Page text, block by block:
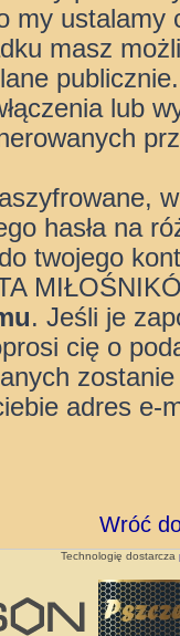
my ustalamy
masz
lub
hasła na
twojego
. Jeśli je
cię o
adres e-
Wróć
Technologię dostarcza